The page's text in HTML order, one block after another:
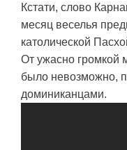
Кстати, слово
месяц веселья
католической
От ужасно громкой
было невозможно,
доминиканцами.